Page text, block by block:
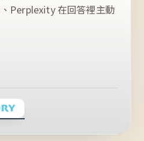
Perplexity 在回答裡主動